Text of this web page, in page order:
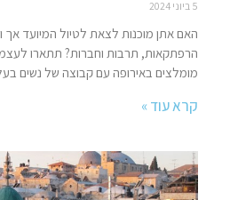
האם אתן מוכנות לצאת לטיול המיועד אך
הרפתקאות, תרבות וחברות? תתארו לעצמכן
מומלצים באירופה עם קבוצה של נשים
קרא עוד »